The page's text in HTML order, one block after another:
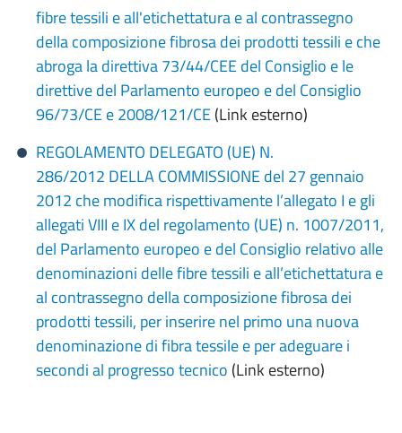
fibre tessili e all'etichettatura e al contrassegno
della composizione fibrosa dei prodotti tessili e che
abroga la direttiva 73/44/CEE del Consiglio e le
direttive del Parlamento europeo e del Consiglio
96/73/CE e 2008/121/CE(Link esterno)
REGOLAMENTO DELEGATO (UE) N.
286/2012 DELLA COMMISSIONE del 27 gennaio
2012 che modifica rispettivamente l’allegato I e gli
allegati VIII e IX del regolamento (UE) n. 1007/2011,
del Parlamento europeo e del Consiglio relativo alle
denominazioni delle fibre tessili e all’etichettatura e
al contrassegno della composizione fibrosa dei
prodotti tessili, per inserire nel primo una nuova
denominazione di fibra tessile e per adeguare i
secondi al progresso tecnico (Link esterno)